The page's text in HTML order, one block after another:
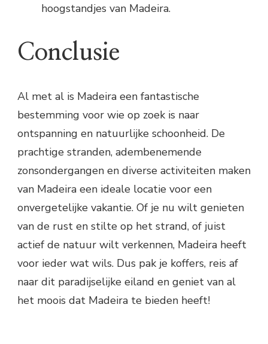
hoogstandjes van Madeira.
Conclusie
Al met al is Madeira een fantastische
bestemming voor wie op zoek is naar
ontspanning en natuurlijke schoonheid. De
prachtige stranden, adembenemende
zonsondergangen en diverse activiteiten maken
van Madeira een ideale locatie voor een
onvergetelijke vakantie. Of je nu wilt genieten
van de rust en stilte op het strand, of juist
actief de natuur wilt verkennen, Madeira heeft
voor ieder wat wils. Dus pak je koffers, reis af
naar dit paradijselijke eiland en geniet van al
het moois dat Madeira te bieden heeft!